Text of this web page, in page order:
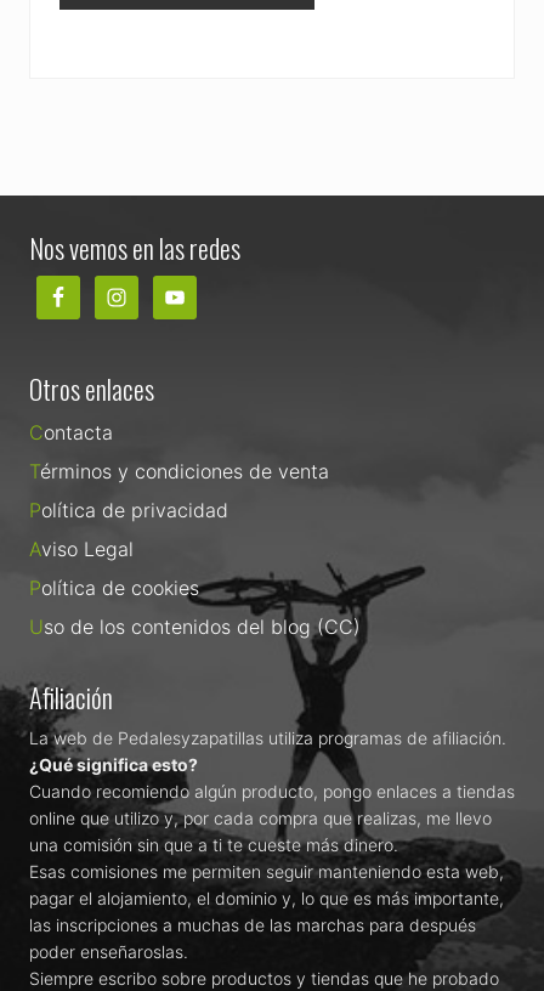
Nos vemos en las redes
Otros enlaces
Contacta
Términos y condiciones de venta
Política de privacidad
Aviso Legal
Política de cookies
Uso de los contenidos del blog (CC)
Afiliación
La web de Pedalesyzapatillas utiliza programas de afiliación.
¿Qué significa esto?
Cuando recomiendo algún producto, pongo enlaces a tiendas
online que utilizo y, por cada compra que realizas, me llevo
una comisión sin que a ti te cueste más dinero.
Esas comisiones me permiten seguir manteniendo esta web,
pagar el alojamiento, el dominio y, lo que es más importante,
las inscripciones a muchas de las marchas para después
poder enseñaroslas.
Siempre escribo sobre productos y tiendas que he probado